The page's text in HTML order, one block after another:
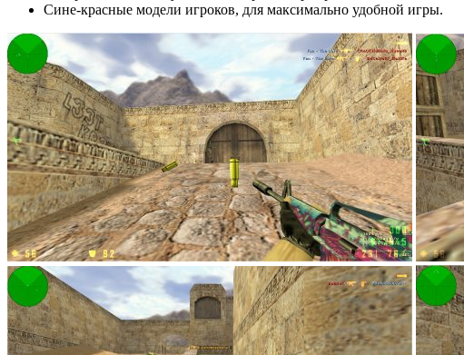
Сине-красные модели игроков, для максимально удобной игры.